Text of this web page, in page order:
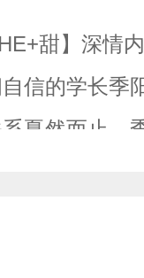
甜】深情
信的学长季
戛然而止，
来都不是单